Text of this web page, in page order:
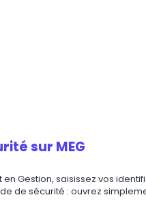
sur MEG
Gestion, saisissez vos
de sécurité : ouvrez